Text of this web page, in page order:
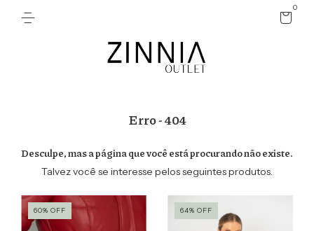
0
Erro - 404
Desculpe, mas a página que você está procurando não existe.
Talvez você se interesse pelos seguintes produtos.
60% OFF 64% OFF